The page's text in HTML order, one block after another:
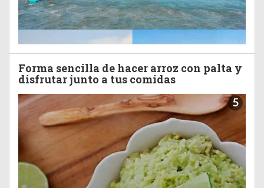
Forma sencilla de hacer arroz con palta y
disfrutar junto a tus comidas
5